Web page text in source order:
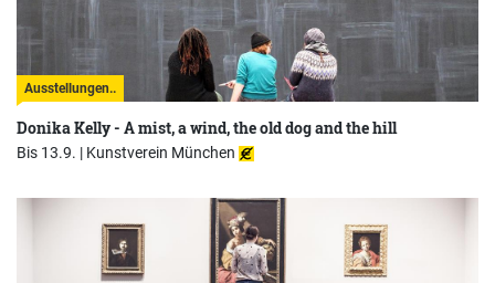
Ausstellungen..
Donika Kelly - A mist, a wind, the old dog and the hill
Bis 13.9. | Kunstverein München